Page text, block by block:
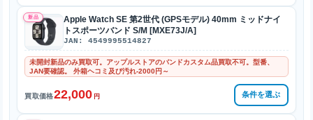
新品
Apple Watch SE 第2世代 (GPSモデル) 40mm ミッドナイ
トスポーツバンド S/M [MXE73J/A]
JAN: 4549995514827
未開封新品のみ買取可。アップルストアのバンドカスタム品買取不可。型番、
JAN要確認。 外箱ヘコミ及び汚れ-2000円～
買取価格22,000 円 条件を選ぶ